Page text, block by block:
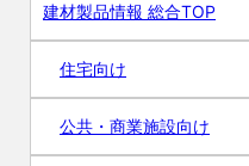
建材製品情報 総合TOP
住宅向け
公共・商業施設向け